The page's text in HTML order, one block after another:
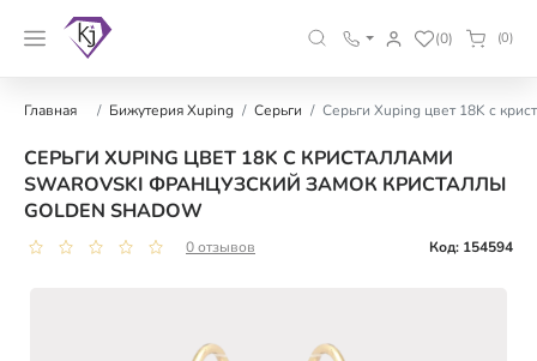
(0) (0)
Главная Бижутерия Xuping Серьги Серьги Xuping цвет 18K с
СЕРЬГИ XUPING ЦВЕТ 18K С КРИСТАЛЛАМИ
SWAROVSKI ФРАНЦУЗСКИЙ ЗАМОК КРИСТАЛЛЫ
GOLDEN SHADOW
0 отзывов Код: 154594